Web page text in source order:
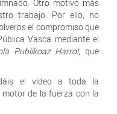
Otro motivo más
trabajo. Por ello, no
el compromiso que
Vasca mediante el
Publikoaz Harro!, que
el vídeo a toda la
de la fuerza con la